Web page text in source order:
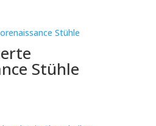
Stühle